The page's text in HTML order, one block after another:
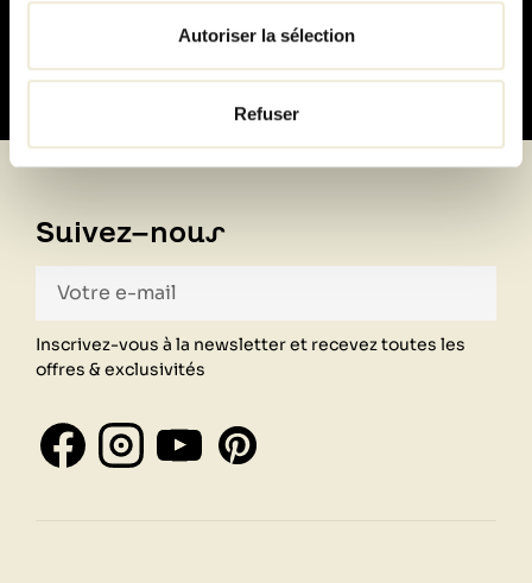
Autoriser la sélection
Refuser
100% sécurisé
Suivez-nous
Inscrivez-vous à la newsletter et recevez toutes les
offres & exclusivités